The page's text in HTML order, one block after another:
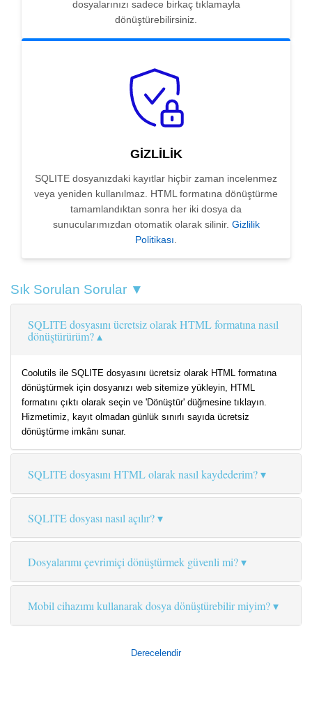
dosyalarınızı sadece birkaç tıklamayla
dönüştürebilirsiniz.
GIZLILIK
SQLITE dosyanızdaki kayıtlar hiçbir zaman incelenmez
veya yeniden kullanılmaz. HTML formatına dönüştürme
tamamlandıktan sonra her iki dosya da
sunucularımızdan otomatik olarak silinir. Gizlilik
Politikası.
Sık Sorulan Sorular ▼
SQLITE dosyasını ücretsiz olarak HTML formatına nasıl
dönüştürürüm?
Coolutils ile SQLITE dosyasını ücretsiz olarak HTML formatına
dönüştürmek için dosyanızı web sitemize yükleyin, HTML
formatını çıktı olarak seçin ve 'Dönüştür' düğmesine tıklayın.
Hizmetimiz, kayıt olmadan günlük sınırlı sayıda ücretsiz
dönüştürme imkânı sunar.
SQLITE dosyasını HTML olarak nasıl kaydederim?
SQLITE dosyası nasıl açılır?
Dosyalarımı çevrimiçi dönüştürmek güvenli mi?
Mobil cihazımı kullanarak dosya dönüştürebilir miyim?
Derecelendir